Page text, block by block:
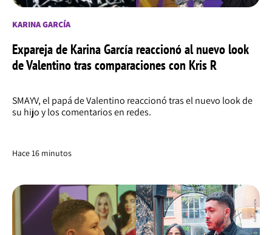
KARINA GARCÍA
Expareja de Karina García reaccionó al nuevo look
de Valentino tras comparaciones con Kris R
SMAYV, el papá de Valentino reaccionó tras el nuevo look de
su hijo y los comentarios en redes.
Hace 16 minutos